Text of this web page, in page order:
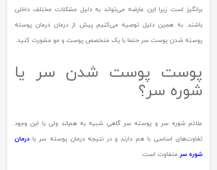
برانگیز است زیرا این عارضه می‌تواند به دلیل مشکلات مختلف داخلی
باشند. به همین دلیل توصیه می‌کنیم پیش از درمان درمان پوسته
پوسته شدن پوست سر حتما با یک متخصص پوست و مو مشورت کنید.
پوست پوست شدن سر یا
شوره سر؟
علائم شوره سر و پوسته سر گاهی شبیه به هم‌اند ولی با این وجود
تفاوت‌های اساسی با هم دارند و در نتیجه درمان پوسته سر با درمان
شوره سر متفاوت است.